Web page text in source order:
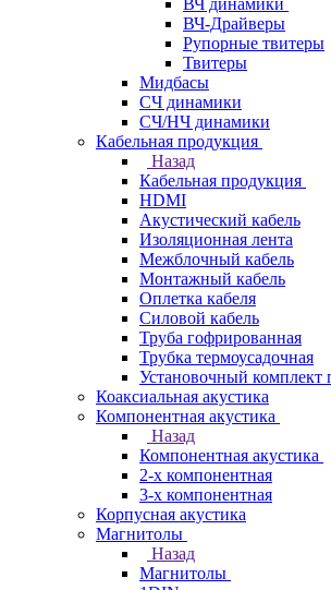
ВЧ динамики
ВЧ-Драйверы
Рупорные твитеры
Твитеры
Мидбасы
СЧ динамики
СЧ/НЧ динамики
Кабельная продукция
Назад
Кабельная продукция
HDMI
Акустический кабель
Изоляционная лента
Межблочный кабель
Монтажный кабель
Оплетка кабеля
Силовой кабель
Труба гофрированная
Трубка термоусадочная
Установочный комплект
Коаксиальная акустика
Компонентная акустика
Назад
Компонентная акустика
2-х компонентная
3-х компонентная
Корпусная акустика
Магнитолы
Назад
Магнитолы